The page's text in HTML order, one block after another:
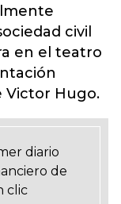
civil
en el teatro
Victor Hugo.
diario
de
clic